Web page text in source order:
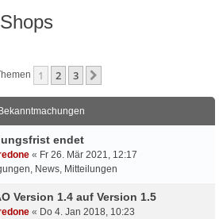
1 2 3
endet
« Fr 26. Mär 2021, 12:17
News, Mitteilungen
Version 1.4 auf Version 1.5
« Do 4. Jan 2018, 10:23